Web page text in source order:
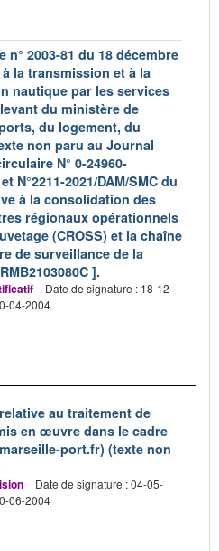
2003-81 du 18 décembre
la transmission et à la
nautique par les services
du ministère de
du logement, du
non paru au Journal
N° 0-24960-
N°2211-2021/DAM/SMC du
à la consolidation des
régionaux opérationnels
(CROSS) et la chaîne
de surveillance de la
].
Date de signature : 18-12-
04-2004
au traitement de
en œuvre dans le cadre
port.fr) (texte non
Date de signature : 04-05-
06-2004